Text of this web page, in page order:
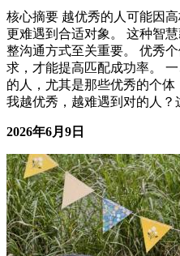
核心摘要 越优秀的人可能因
更难遇到合适对象。 这种智
整沟通方式至关重要。 优秀
求，才能提高匹配成功率。
的人，尤其是那些优秀的个
我越优秀，越难遇到对的人？
2026年6月9日